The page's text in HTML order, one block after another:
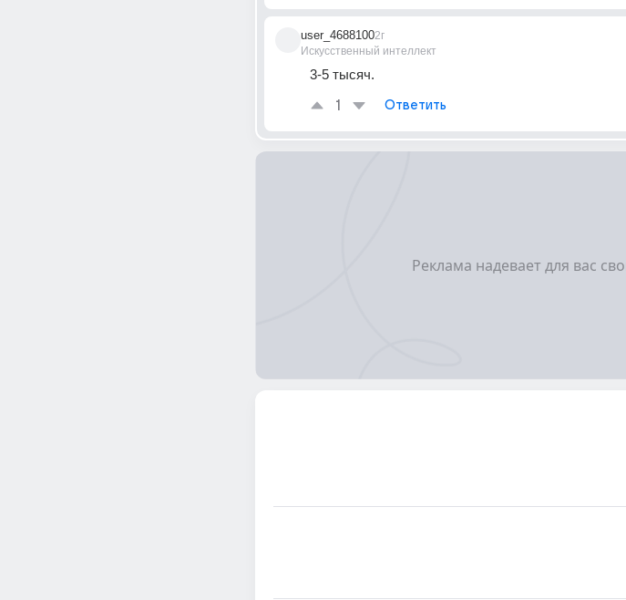
user_4688100
Искусственный интеллект
2г
3-5 тысяч.
1 Ответить